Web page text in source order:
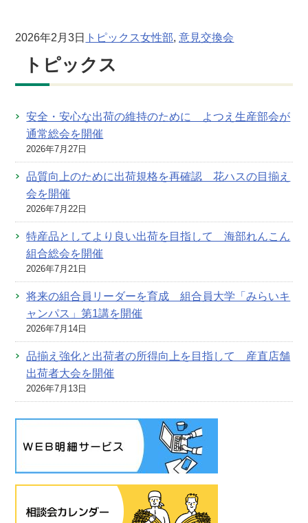
2026年2月3日 トピックス女性部, 意見交換会
トピックス
安全・安心な出荷の維持のために よつえ生産部会が
通常総会を開催
2026年7月27日
品質向上のために出荷規格を再確認 花ハスの目揃え
会を開催
2026年7月22日
特産品としてより良い出荷を目指して 海部れんこん
組合総会を開催
2026年7月21日
将来の組合員リーダーを育成 組合員大学「みらいキ
ャンパス」第1講を開催
2026年7月14日
品揃え強化と出荷者の所得向上を目指して 産直店舗
出荷者大会を開催
2026年7月13日